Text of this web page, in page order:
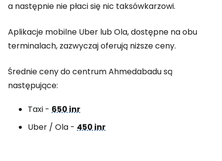
a następnie nie płaci się nic taksówkarzowi.
Aplikacje mobilne Uber lub Ola, dostępne na obu
terminalach, zazwyczaj oferują niższe ceny.
Średnie ceny do centrum Ahmedabadu są
następujące:
Taxi - 650 inr
Uber / Ola - 450 inr